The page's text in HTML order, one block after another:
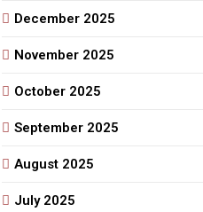
December 2025
November 2025
October 2025
September 2025
August 2025
July 2025